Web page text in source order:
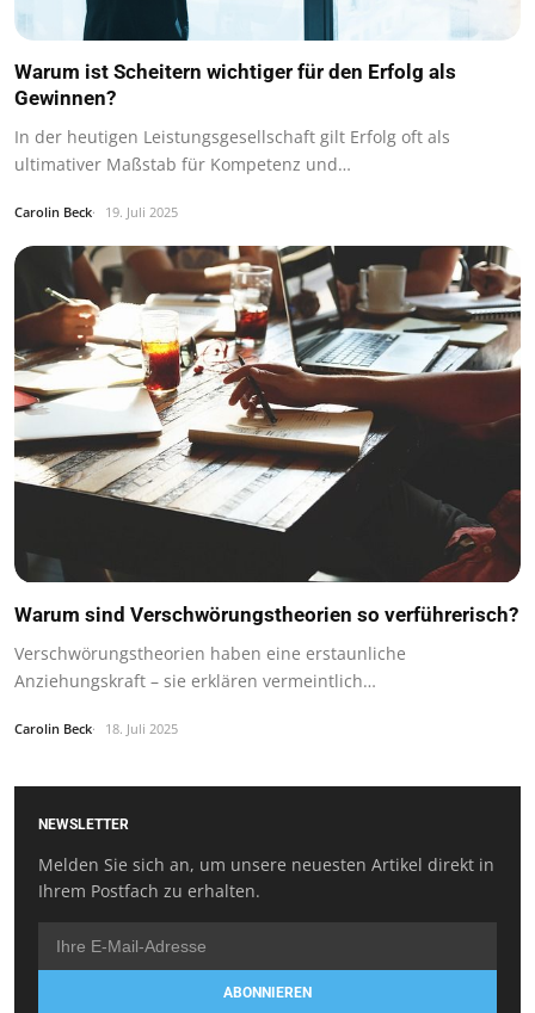
Warum ist Scheitern wichtiger für den Erfolg als
Gewinnen?
In der heutigen Leistungsgesellschaft gilt Erfolg oft als
ultimativer Maßstab für Kompetenz und…
Carolin Beck 19. Juli 2025
Warum sind Verschwörungstheorien so verführerisch?
Verschwörungstheorien haben eine erstaunliche
Anziehungskraft – sie erklären vermeintlich…
Carolin Beck 18. Juli 2025
NEWSLETTER
Melden Sie sich an, um unsere neuesten Artikel direkt in
Ihrem Postfach zu erhalten.
ABONNIEREN